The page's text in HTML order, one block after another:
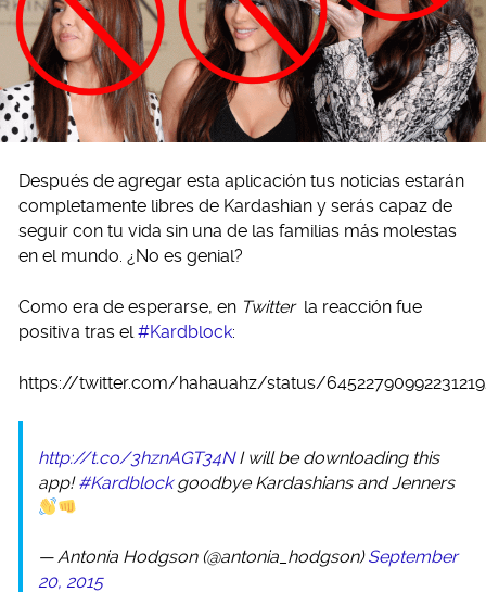
Después de agregar esta aplicación tus noticias estarán
completamente libres de Kardashian y serás capaz de
seguir con tu vida sin una de las familias más molestas
en el mundo. ¿No es genial?
Como era de esperarse, en Twitter la reacción fue
positiva tras el #Kardblock:
https://twitter.com/hahauahz/status/
http://t.co/3hznAGT34NI will be downloading this
app!#Kardblockgoodbye Kardashians and Jenners
— Antonia Hodgson (@antonia_hodgson)September
20, 2015